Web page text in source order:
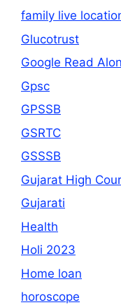
family live
Glucotrust
Google Read
Gpsc
GPSSB
GSRTC
GSSSB
Gujarat High
Gujarati
Health
Holi 2023
Home loan
horoscope